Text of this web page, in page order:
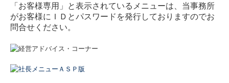
経営支援
相続
確定申告
相談の流れ・よくある質問
「お客様専用」と表示されているメニューは、当事務所
がお客様にＩＤとパスワードを発行しておりますのでお
問合せください。